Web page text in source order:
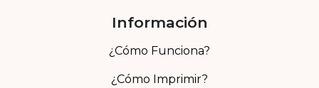
Información
¿Cómo Funciona?
¿Cómo Imprimir?